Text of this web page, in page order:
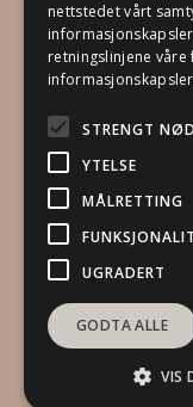
DinBoligStylist AS
kontakte meg via
tilbud.
nettstedet vårt
retningslinjene våre
STRENGT
YTELSE
MÅLRETTING
UGRADERT
GODTA ALLE
VIS